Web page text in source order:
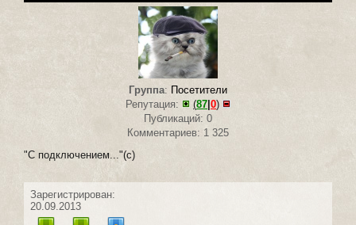
Группа: Посетители
Репутация:
(87 0)
Публикаций: 0
Комментариев: 1 325
"С подключением..."(с)
Зарегистрирован:
20.09.2013